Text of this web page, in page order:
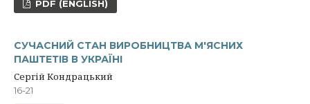
PDF (ENGLISH)
СУЧАСНИЙ СТАН ВИРОБНИЦТВА М'ЯСНИХ
ПАШТЕТІВ В УКРАЇНІ
Сергій Кондрацький
16-21